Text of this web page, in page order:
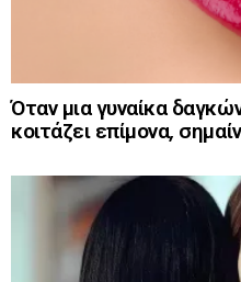
Όταν μια γυναίκα
κοιτάζει επίμονα,